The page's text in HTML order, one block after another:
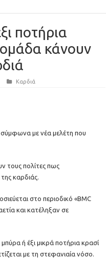
ποτήρια
κάνουν
Καρδιά
με νέα μελέτη που
τους πολίτες πως
καρδιάς.
στο περιοδικό «BMC
και κατέληξαν σε
ή έξι μικρά ποτήρια κρασί
με τη στεφανιαία νόσο.